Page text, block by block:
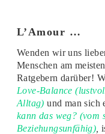
L’Amour …
Wenden wir uns
Menschen am
Ratgebern darüber!
Love-Balance
Alltag) und man sich
kann das weg? (vom
Beziehungsunfähig)